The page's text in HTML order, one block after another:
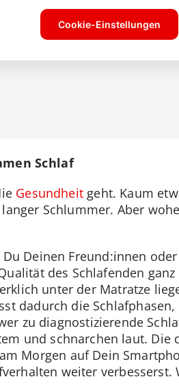
Schlaf
Gesundheitgeht. Kaum
Schlummer. Aber
Deinen Freund:innen
des Schlafenden
unter der Matratze
dadurch die Schlafphasen,
zu diagnostizierende
und schnarchen laut. Die
Morgen auf Dein
weiter verbesserst.